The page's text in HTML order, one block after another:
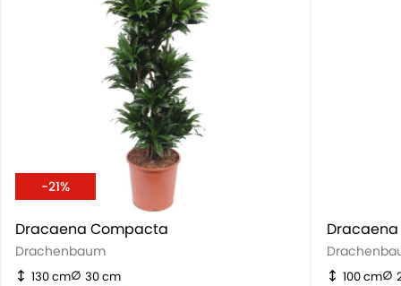
-21%
Dracaena Compacta
Drachenbaum
130 cm 30 cm 100 cm